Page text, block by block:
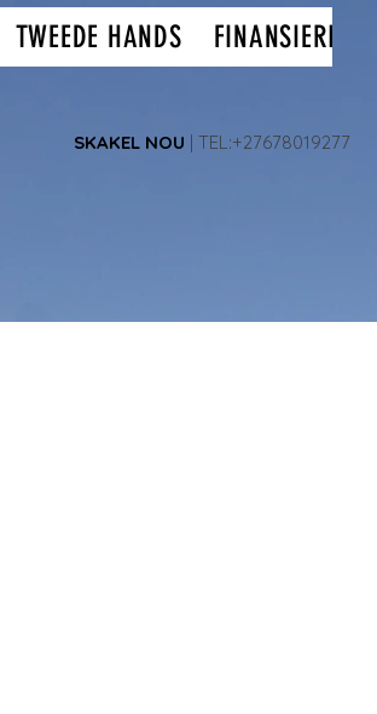
TWEEDE HANDS FINANSIERING
SKAKEL NOU | TEL:+27678019277